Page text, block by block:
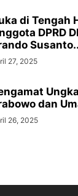
di Tengah
DPRD
27, 2025
dan
26, 2025